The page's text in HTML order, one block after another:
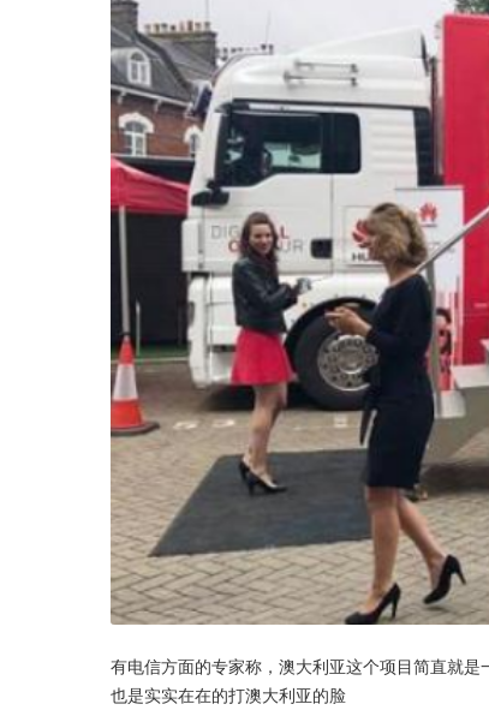
有电信方面的专家称，澳大利亚这个项目简直就
也是实实在在的打澳大利亚的脸